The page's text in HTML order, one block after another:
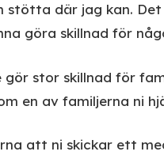
stötta där jag kan.
göra skillnad för
gör stor skillnad för
en av familjerna ni
att ni skickar ett